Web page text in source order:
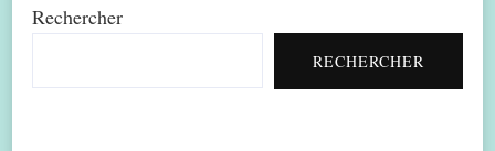
Rechercher
RECHERCHER